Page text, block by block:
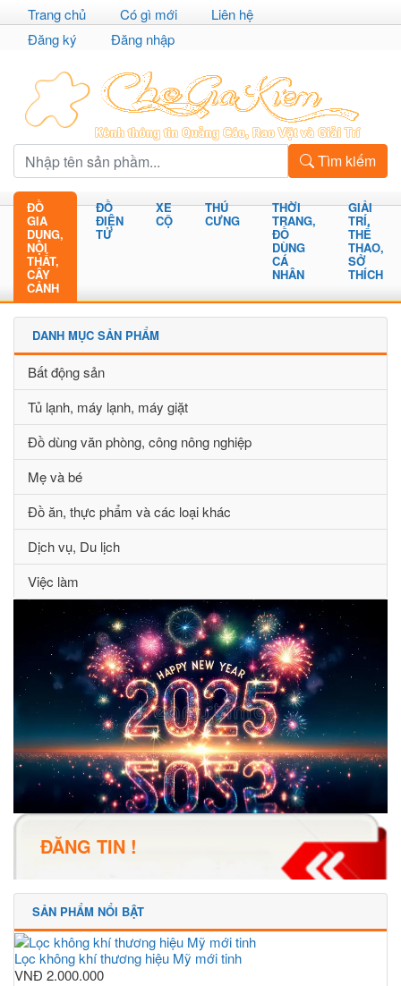
Trang chủ Có gì mới
Liên hệ
Đăng ký
Đăng nhập
Tìm kiếm
ĐỒ
GIA
DỤNG,
NỘI
THẤT,
CÂY
CẢNH
ĐỒ
ĐIỆN
TỬ
XE
CỘ
THÚ
CƯNG
THỜI
TRANG,
ĐỒ
DÙNG
CÁ
NHÂN
GIẢI
TRÍ,
THỂ
THAO,
SỞ
THÍCH
DANH MỤC SẢN PHẨM
Bất động sản
Tủ lạnh, máy lạnh, máy giặt
Đồ dùng văn phòng, công nông nghiệp
Mẹ và bé
Đồ ăn, thực phẩm và các loại khác
Dịch vụ, Du lịch
Việc làm
ĐĂNG TIN !
SẢN PHẨM NỔI BẬT
Lọc không khí thương hiệu Mỹ mới tinh
VNĐ 2.000.000